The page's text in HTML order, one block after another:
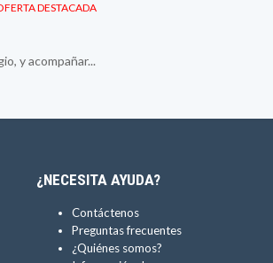
DESTACADA
y acompañar...
¿NECESITA AYUDA?
Contáctenos
Preguntas frecuentes
¿Quiénes somos?